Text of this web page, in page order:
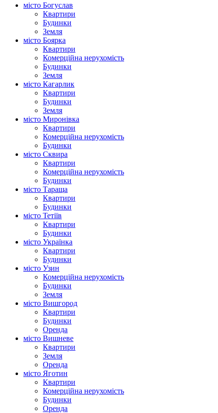
місто Богуслав
Квартири
Будинки
Земля
місто Боярка
Квартири
Комерційна нерухомість
Будинки
Земля
місто Кагарлик
Квартири
Будинки
Земля
місто Миронівка
Квартири
Комерційна нерухомість
Будинки
місто Сквира
Квартири
Комерційна нерухомість
Будинки
місто Тараща
Квартири
Будинки
місто Тетіїв
Квартири
Будинки
місто Українка
Квартири
Будинки
місто Узин
Комерційна нерухомість
Будинки
Земля
місто Вишгород
Квартири
Будинки
Оренда
місто Вишневе
Квартири
Земля
Оренда
місто Яготин
Квартири
Комерційна нерухомість
Будинки
Оренда